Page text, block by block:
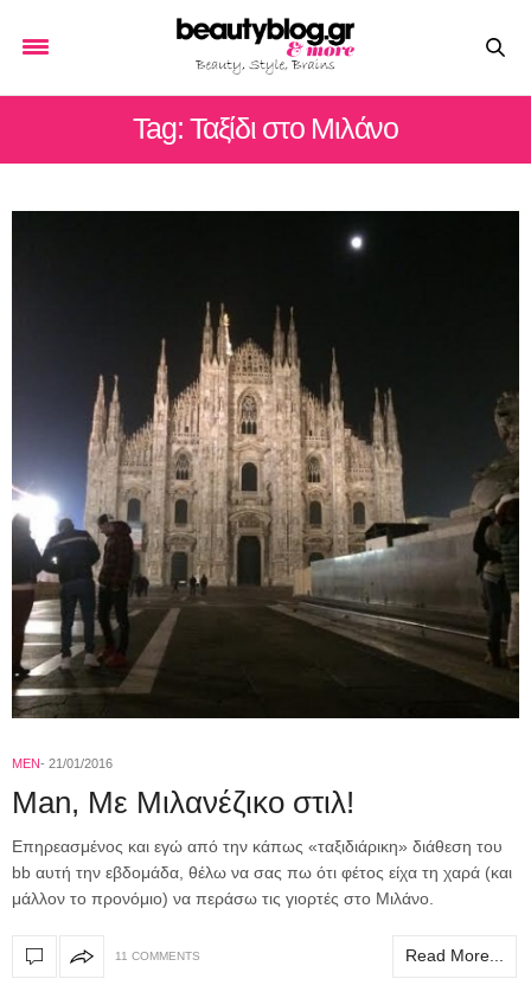
Tag: Ταξίδι στο Μιλάνο
MEN 21/01/2016
Man, Με Μιλανέζικο στιλ!
Επηρεασμένος και εγώ από την κάπως «ταξιδιάρικη» διάθεση του
bb αυτή την εβδομάδα, θέλω να σας πω ότι φέτος είχα τη χαρά (και
μάλλον το προνόμιο) να περάσω τις γιορτές στο Μιλάνο.
11 COMMENTS Read More...